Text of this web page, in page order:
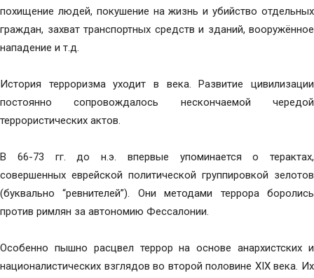
похищение людей, покушение на жизнь и убийство отдельных
граждан, захват транспортных средств и зданий, вооружённое
нападение и т.д.
История терроризма уходит в века. Развитие цивилизации
постоянно сопровождалось нескончаемой чередой
террористических актов.
В 66-73 гг. до н.э. впервые упоминается о терактах,
совершенных еврейской политической группировкой зелотов
(буквально “ревнителей”). Они методами террора боролись
против римлян за автономию Фессалонии.
Особенно пышно расцвел террор на основе анархистских и
националистических взглядов во второй половине XIX века. Их